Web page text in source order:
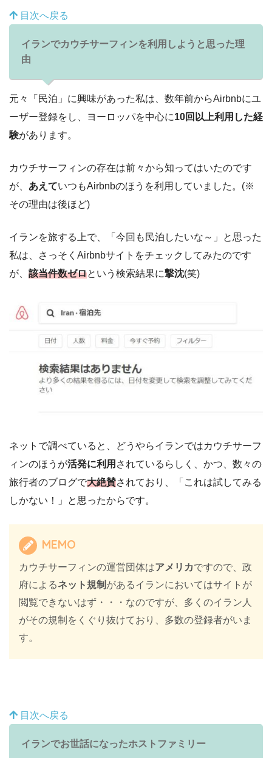
目次へ戻る
イランでカウチサーフィンを利用しようと思った理
由
元々「民泊」に興味があった私は、数年前からAirbnbにユ
ーザー登録をし、ヨーロッパを中心に10回以上利用した経
験があります。
カウチサーフィンの存在は前々から知ってはいたのです
が、 あえていつもAirbnbのほうを利用していました。(※
その理由は後ほど)
イランを旅する上で、「今回も民泊したいな～」と思った
私は、さっそくAirbnbサイトをチェックしてみたのです
が、 該当件数ゼロという検索結果に撃沈(笑)
ネットで調べていると、どうやらイランではカウチサーフ
ィンのほうが活発に利用 されているらしく、かつ、数々の
旅行者のブログで大絶賛されており、「これは試してみる
しかない！」と思ったからです。
MEMO
カウチサーフィンの運営団体はアメリカですので、政
府によるネット規制 があるイランにおいてはサイトが
閲覧できないはず・・・なのですが、多くのイラン人
がその規制をくぐり抜けており、多数の登録者がいま
す。
目次へ戻る
イランでお世話になったホストファミリー